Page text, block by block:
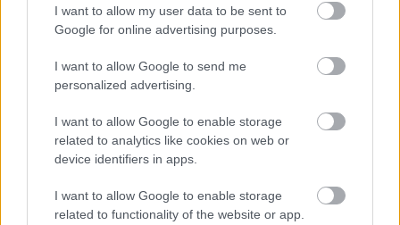
I want to allow my user data to be sent to
Google for online advertising purposes.
I want to allow Google to send me
personalized advertising.
I want to allow Google to enable storage
related to analytics like cookies on web or
device identifiers in apps.
I want to allow Google to enable storage
related to functionality of the website or app.
Στα προϊόντα περιλαμβάνονται και επιλεγμένα
αγροτικά προϊόντα, όπως βοδινό κρέας,
τρόφιμα.